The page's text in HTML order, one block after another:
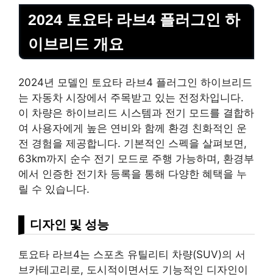
2024 토요타 라브4 플러그인 하
이브리드 개요
2024년 모델인 토요타 라브4 플러그인 하이브리드
는 자동차 시장에서 주목받고 있는 전정차입니다.
이 차량은 하이브리드 시스템과 전기 모드를 결합하
여 사용자에게 높은 연비와 함께 환경 친화적인 운
전 경험을 제공합니다. 기본적인 스펙을 살펴보면,
63km까지 순수 전기 모드로 주행 가능하며, 환경부
에서 인증한 전기차 등록을 통해 다양한 혜택을 누
릴 수 있습니다.
디자인 및 성능
토요타 라브4는 스포츠 유틸리티 차량(SUV)의 서
브카테고리로, 도시적이면서도 기능적인 디자인이